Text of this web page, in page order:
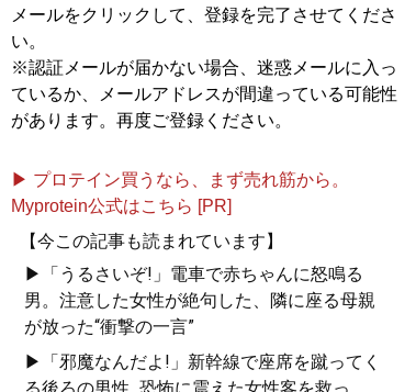
メールをクリックして、登録を完了させてくださ
い。
※認証メールが届かない場合、迷惑メールに入っ
ているか、メールアドレスが間違っている可能性
があります。再度ご登録ください。
▶ プロテイン買うなら、まず売れ筋から。
Myprotein公式はこちら [PR]
【今この記事も読まれています】
▶「うるさいぞ!」電車で赤ちゃんに怒鳴る
男。注意した女性が絶句した、隣に座る母親
が放った“衝撃の一言”
▶「邪魔なんだよ!」新幹線で座席を蹴ってく